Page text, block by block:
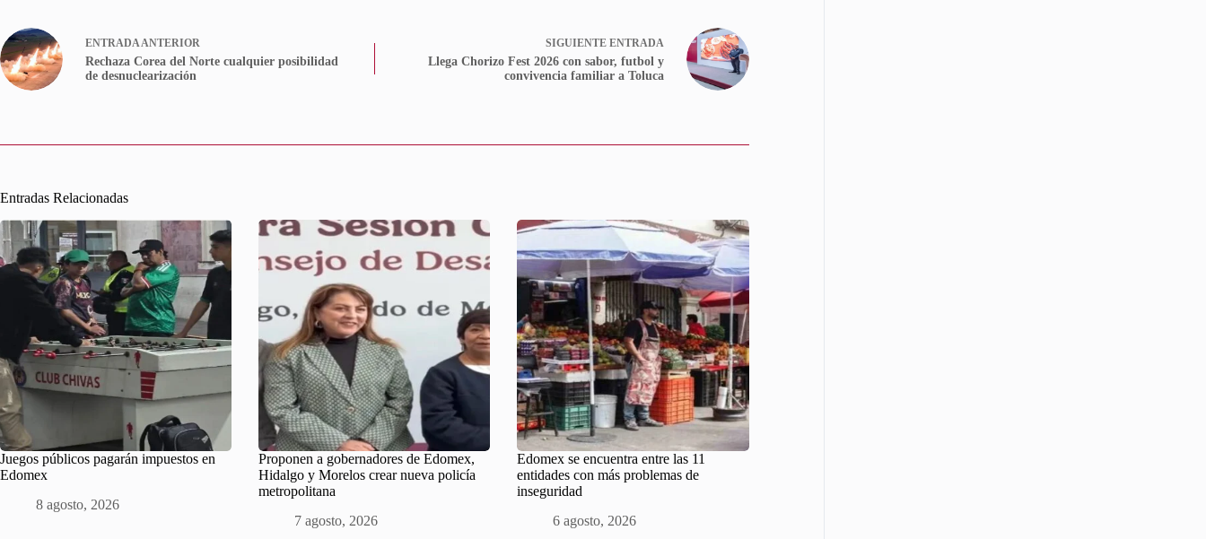
ENTRADAANTERIOR
Rechaza Corea del Norte cualquier posibilidad
de desnuclearización
SIGUIENTE ENTRADA
Llega Chorizo Fest 2026 con sabor, futbol y
convivencia familiar a Toluca
Entradas Relacionadas
Juegos públicos pagarán impuestos en
Edomex
8 agosto, 2026
Proponen a gobernadores de Edomex,
Hidalgo y Morelos crear nueva policía
metropolitana
7 agosto, 2026
Edomex se encuentra entre las 11
entidades con más problemas de
inseguridad
6 agosto, 2026